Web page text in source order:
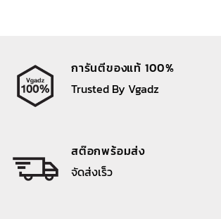
การันตีของแท้ 100%
Trusted By Vgadz
สต๊อกพร้อมส่ง
จัดส่งเร็ว